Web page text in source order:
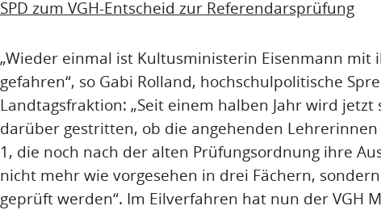
SPD zum VGH-Entscheid zur Referendarsprüfung
„Wieder einmal ist Kultusministerin Eisenmann mit
gefahren“, so Gabi Rolland, hochschulpolitische
Landtagsfraktion: „Seit einem halben Jahr wird
darüber gestritten, ob die angehenden
1, die noch nach der alten Prüfungsordnung ihre
nicht mehr wie vorgesehen in drei Fächern,
geprüft werden“. Im Eilverfahren hat nun der VGH